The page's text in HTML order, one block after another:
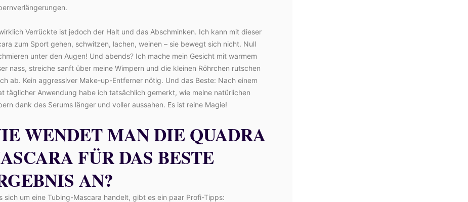
Verrückte ist jedoch der Halt und das Abschminken. Ich kann mit dieser
zum Sport gehen, schwitzen, lachen, weinen – sie bewegt sich nicht. Null
unter den Augen! Und abends? Ich mache mein Gesicht mit warmem
nass, streiche sanft über meine Wimpern und die kleinen Röhrchen rutschen
ab. Kein aggressiver Make-up-Entferner nötig. Und das Beste: Nach einem
täglicher Anwendung habe ich tatsächlich gemerkt, wie meine natürlichen
dank des Serums länger und voller aussahen. Es ist reine Magie!
WENDET MAN DIE QUADRA
FÜR DAS BESTE
AN?
sich um eine Tubing-Mascara handelt, gibt es ein paar Profi-Tipps: